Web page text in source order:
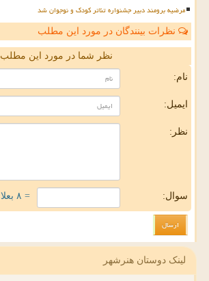
مرضیه برومند دبیر جشنواره تئاتر کودک و نوجوان شد
نظرات بینندگان در مورد این مطلب
نظر شما در مورد این مطلب
نام:
ایمیل:
نظر:
سوال: = ۸ بعلاوه ۲
لینک دوستان هنرشهر